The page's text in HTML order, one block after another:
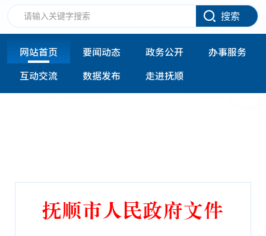
搜索
网站首页 要闻动态 政务公开
办事服务
互动交流
数据发布 走进抚顺
抚顺市人民政府文件